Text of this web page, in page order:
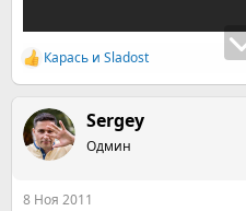
Р
е
к
ц
и
Карась и Sladost
Sergey
Одмин
8 Ноя 2011